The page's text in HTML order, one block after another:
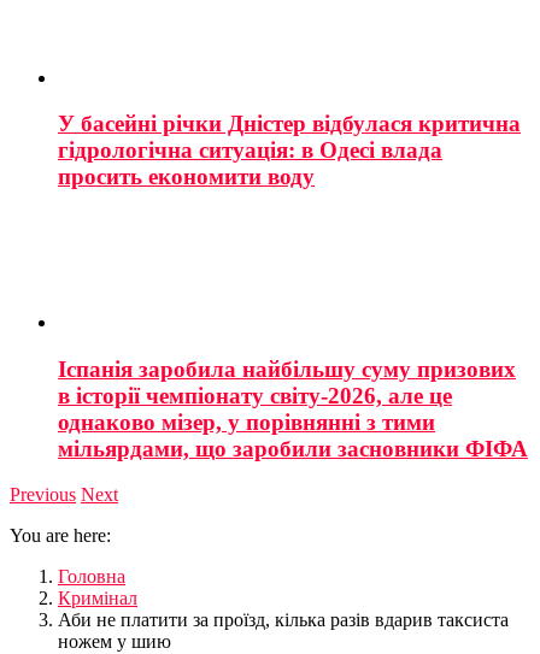
У басейні річки Дністер відбулася критична
гідрологічна ситуація: в Одесі влада
просить економити воду
Іспанія заробила найбільшу суму призових
в історії чемпіонату світу-2026, але це
однаково мізер, у порівнянні з тими
мільярдами, що заробили засновники ФІФА
Previous Next
You are here:
Головна
Кримінал
Аби не платити за проїзд, кілька разів вдарив таксиста
ножем у шию